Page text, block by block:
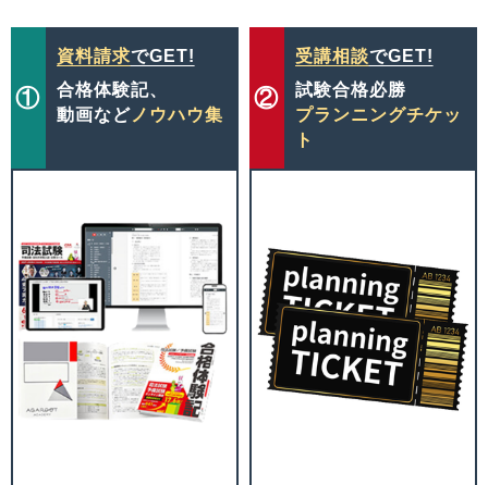
①
資料請求でGET!
合格体験記、
動画などノウハウ集
②
受講相談でGET!
試験合格必勝
プランニングチケッ
ト